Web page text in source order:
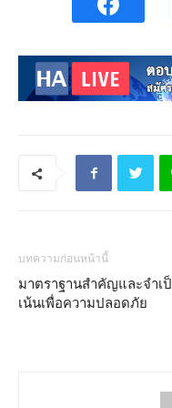
บทความก่อนหน้านี้
มาตราฐานสำคัญและจำเ
เน้นเพื่อความปลอดภัย